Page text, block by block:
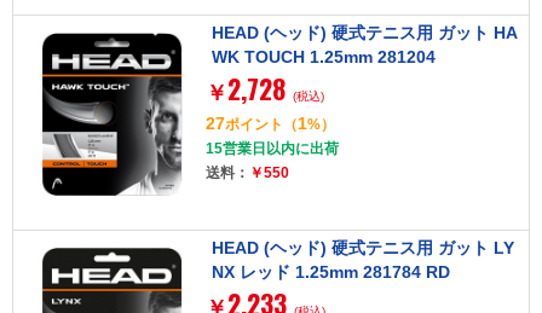
HEAD (ヘッド) 硬式テニス用 ガット HA
WK TOUCH 1.25mm 281204
￥ 2,728 (税込)
27ポイント （1%）
15営業日以内に出荷
送料： ￥550
HEAD (ヘッド) 硬式テニス用 ガット LY
NX レッド 1.25mm 281784 RD
￥ 2,233